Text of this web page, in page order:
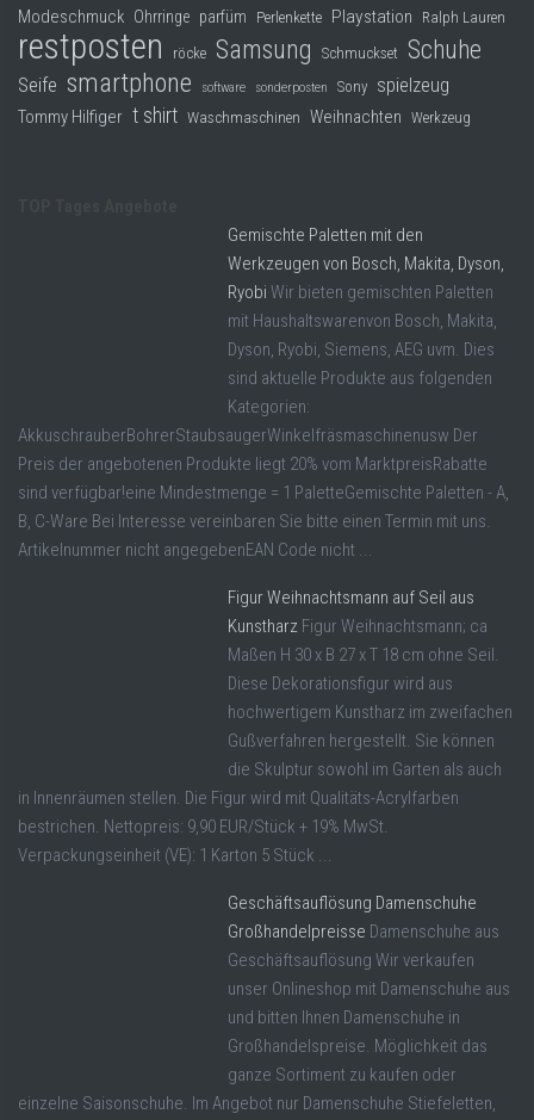
Modeschmuck Ohrringe parfüm Perlenkette Playstation Ralph Lauren
restposten röcke Samsung Schmuckset Schuhe
Seife smartphone software sonderposten Sony spielzeug
Tommy Hilfiger t shirt Waschmaschinen Weihnachten Werkzeug
Gemischte Paletten mit den
Werkzeugen von Bosch, Makita, Dyson,
Ryobi Wir bieten gemischten Paletten
mit Haushaltswarenvon Bosch, Makita,
Dyson, Ryobi, Siemens, AEG uvm. Dies
sind aktuelle Produkte aus folgenden
Kategorien:
AkkuschrauberBohrerStaubsaugerWinkelfräsmaschinenusw Der
Preis der angebotenen Produkte liegt 20% vom MarktpreisRabatte
sind verfügbar!eine Mindestmenge = 1 PaletteGemischte Paletten - A,
B, C-Ware Bei Interesse vereinbaren Sie bitte einen Termin mit uns.
Artikelnummer nicht angegebenEAN Code nicht ...
Figur Weihnachtsmann auf Seil aus
Kunstharz Figur Weihnachtsmann; ca
Maßen H 30 x B 27 x T 18 cm ohne Seil.
Diese Dekorationsfigur wird aus
hochwertigem Kunstharz im zweifachen
Gußverfahren hergestellt. Sie können
die Skulptur sowohl im Garten als auch
in Innenräumen stellen. Die Figur wird mit Qualitäts-Acrylfarben
bestrichen. Nettopreis: 9,90 EUR/Stück + 19% MwSt.
Verpackungseinheit (VE): 1 Karton 5 Stück ...
Geschäftsauflösung Damenschuhe
Großhandelpreisse Damenschuhe aus
Geschäftsauflösung Wir verkaufen
unser Onlineshop mit Damenschuhe aus
und bitten Ihnen Damenschuhe in
Großhandelspreise. Möglichkeit das
ganze Sortiment zu kaufen oder
einzelne Saisonschuhe. Im Angebot nur Damenschuhe Stiefeletten,